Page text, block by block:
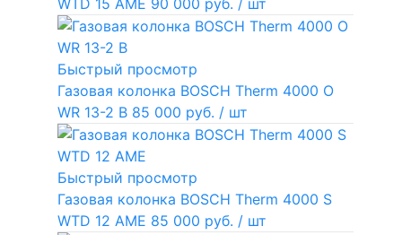
WTD 15 AME 90 000 руб. / шт
Быстрый просмотр
Газовая колонка BOSCH Therm 4000 O
WR 13-2 В 85 000 руб. / шт
Быстрый просмотр
Газовая колонка BOSCH Therm 4000 S
WTD 12 AME 85 000 руб. / шт